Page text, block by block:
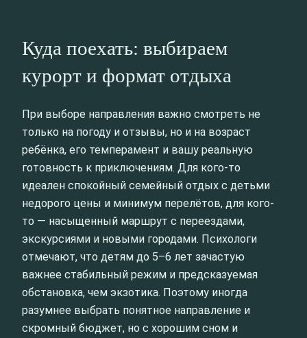
Куда поехать: выбираем
курорт и формат отдыха
При выборе направления важно смотреть не
только на погоду и отзывы, но и на возраст
ребёнка, его темперамент и вашу реальную
готовность к приключениям. Для кого-то
идеален спокойный семейный отдых с детьми
недорого цены и минимум перелётов, для кого-
то — насыщенный маршрут с переездами,
экскурсиями и новыми городами. Психологи
отмечают, что детям до 5–6 лет зачастую
важнее стабильный режим и предсказуемая
обстановка, чем экзотика. Поэтому иногда
разумнее выбрать понятное направление и
скромный бюджет, но с хорошим сном и